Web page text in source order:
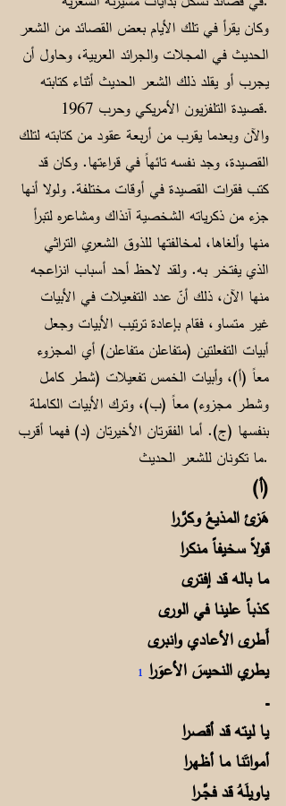
وكان يقرأ في تلك الأيام بعض القصائد من الشعر
الحديث في المجلات والجرائد العربية، وحاول أن
يجرب أو يقلد ذلك الشعر الحديث أثناء كتابته
قصيدة التلفزيون الأمريكي وحرب 1967.
والآن وبعدما يقرب من أربعة عقود من كتابته لتلك
القصيدة، وجد نفسه تائهاً في قراءتها. وكان قد
كتب فقرات القصيدة في أوقات مختلفة. ولولا أنها
جزء من ذكرياته الشخصية آنذاك ومشاعره لتبرأ
منها وألغاها، لمخالفتها للذوق الشعري التراثي
الذي يفتخر به. ولقد لاحظ أحد أسباب انزاعجه
منها الآن، ذلك أنّ عدد التفعيلات في الأبيات
غير متساو، فقام بإعادة ترتيب الأبيات وجعل
أبيات التفعلتين (متفاعلن متفاعلن) أي المجزوء
معاً (أ)، وأبيات الخمس تفعيلات (شطر كامل
وشطر مجزوء) معاً (ب)، وترك الأبيات الكاملة
بنفسها (ج). أما الفقرتان الأخيرتان (د) فهما أقرب
ما تكونان للشعر الحديث.
(أ)
هَزئ المذيعُ وكرَّرا
قولاً سخيفاً منكرا
ما باله قد إفترى
كذباً علينا في الورى
أَطرى الأعادي وانبرى
يطري النحيسَ الأعوَرا 1
ـــ
يا ليته قد أقصرا
أمواتَنا ما أظهرا
ياويلَهُ قد فجَّــرا